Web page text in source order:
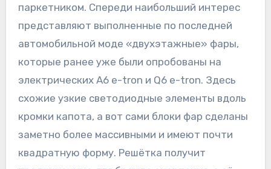
паркетником. Спереди наибольший интерес
представляют выполненные по последней
автомобильной моде «двухэтажные» фары,
которые ранее уже были опробованы на
электрических A6 e-tron и Q6 e-tron. Здесь
схожие узкие светодиодные элементы вдоль
кромки капота, а вот сами блоки фар сделаны
заметно более массивными и имеют почти
квадратную форму. Решётка получит